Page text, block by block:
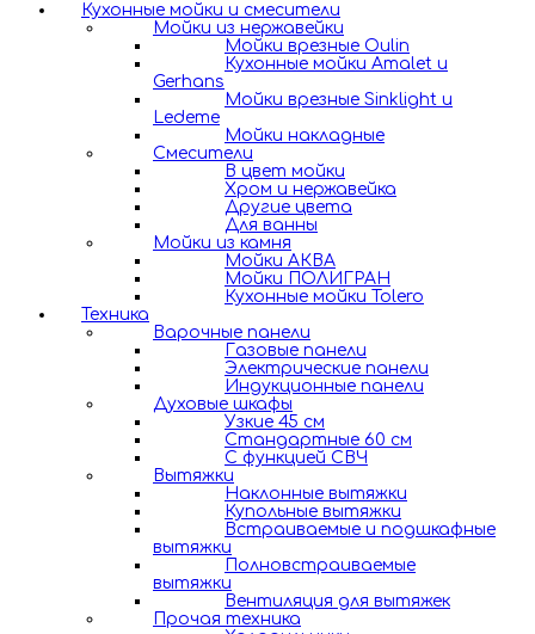
Кухонные мойки и смесители
Мойки из нержавейки
Мойки врезные Oulin
Кухонные мойки Amalet и
Gerhans
Мойки врезные Sinklight и
Ledeme
Мойки накладные
Смесители
В цвет мойки
Хром и нержавейка
Другие цвета
Для ванны
Мойки из камня
Мойки АКВА
Мойки ПОЛИГРАН
Кухонные мойки Tolero
Техника
Варочные панели
Газовые панели
Электрические панели
Индукционные панели
Духовые шкафы
Узкие 45 см
Стандартные 60 см
С функцией СВЧ
Вытяжки
Наклонные вытяжки
Купольные вытяжки
Встраиваемые и подшкафные
вытяжки
Полновстраиваемые
вытяжки
Вентиляция для вытяжек
Прочая техника